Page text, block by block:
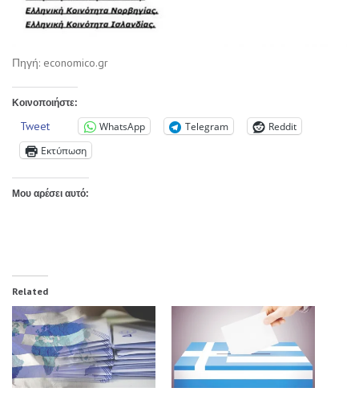
Πηγή: economico.gr
Κοινοποιήστε:
Tweet WhatsApp Telegram
Reddit
Εκτύπωση
Μου αρέσει αυτό:
Related